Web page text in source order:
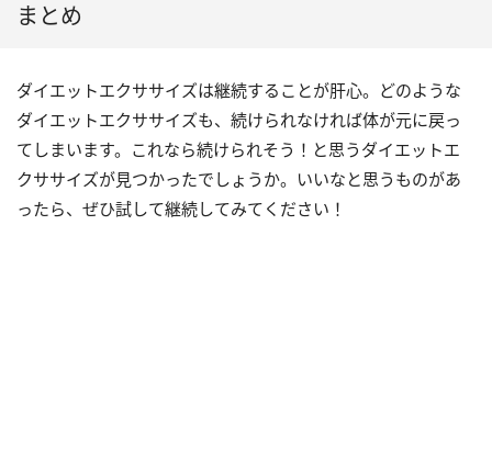
まとめ
ダイエットエクササイズは継続することが肝心。どのような
ダイエットエクササイズも、続けられなければ体が元に戻っ
てしまいます。これなら続けられそう！と思うダイエットエ
クササイズが見つかったでしょうか。いいなと思うものがあ
ったら、ぜひ試して継続してみてください！